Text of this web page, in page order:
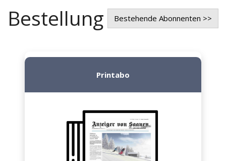
Bestellung Bestehende Abonnenten >>
Printabo